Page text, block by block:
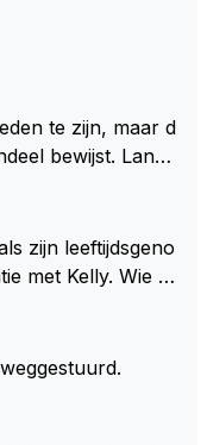
achter de bom
stuiver te ber
een stuiver in Z
ook nooit gebe
vergunningen bi
je dan weer
te zijn, maar d
Lando
zijn leeftijdsgeno
met Kelly. Wie g
van een voorm
Hij doet dingen
uitje voor zijn t